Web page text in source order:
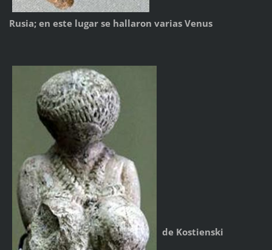
Rusia; en este lugar se hallaron varias Venus
de Kostienski